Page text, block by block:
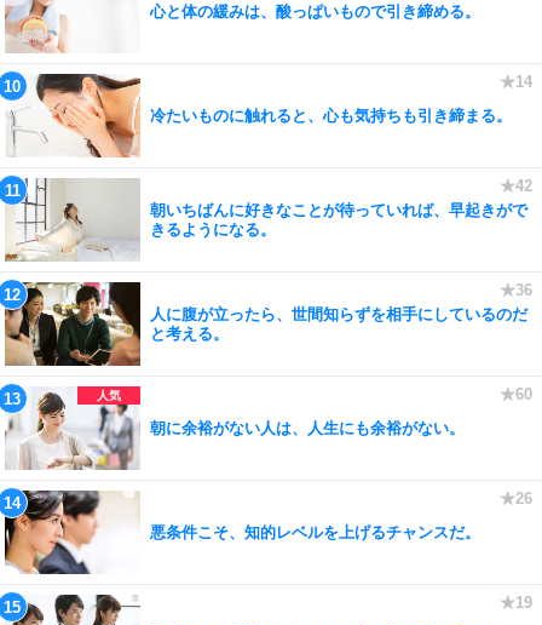
心と体の緩みは、酸っぱいもので引き締める。
冷たいものに触れると、心も気持ちも引き締まる。
朝いちばんに好きなことが待っていれば、早起きがで
きるようになる。
人に腹が立ったら、世間知らずを相手にしているのだ
と考える。
朝に余裕がない人は、人生にも余裕がない。
悪条件こそ、知的レベルを上げるチャンスだ。